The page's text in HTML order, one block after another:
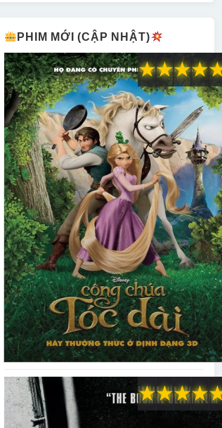
PHIM MỚI (CẬP NHẬT)
★
★
★
★
★
★
★
★